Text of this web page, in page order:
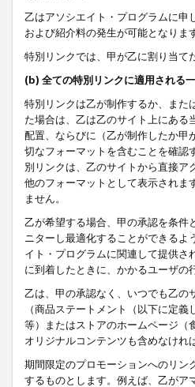
乙はアソシエイト・プログラムに申
および紹介料の発生が可能となりま
特別リンクでは、甲が乙に割り当て
(b) 全ての特別リンクに適用される
特別リンクは乙が制作するか、また
た場合は、乙は乙のサイト上にあ
配置、ならびに（乙が制作したか甲
切なフォーマットを含むことを確認
別リンクは、乙のサイトから直接ア
他のフォーマットとして表示されま
ません。
乙が希望する場合、甲の承認を条件
ニターし最適化することができる
イト・プログラムに関連して提供さ
に到着したときに、かかるユーザ
乙は、甲の承認なく、いつでも乙の
（商品ステートメント（以下に定
等）またはストアのホームページ（
オリジナルコンテンツも含めなけれ
期間限定のプロモーションへのリン
するものとします。例えば、乙がア